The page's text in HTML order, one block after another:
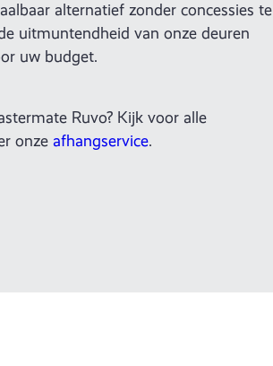
alternatief zonder concessies te
uitmuntendheid van onze deuren
uw budget.
Ruvo? Kijk voor alle
onze afhangservice.